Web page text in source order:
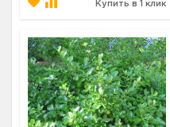
Купить в 1 клик